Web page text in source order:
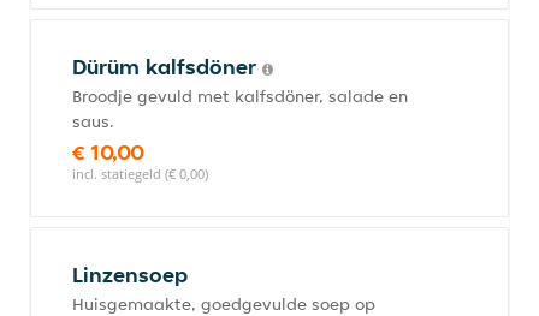
Dürüm kalfsdöner
Broodje gevuld met kalfsdöner, salade en
saus.
€ 10,00
incl. statiegeld (€ 0,00)
Linzensoep
Huisgemaakte, goedgevulde soep op